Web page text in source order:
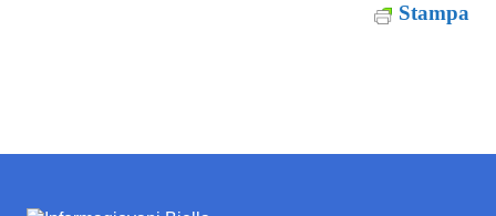
Stampa